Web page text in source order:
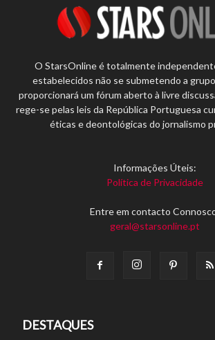
O StarsOnline é totalmente
estabelecidos não se submetendo a
proporcionará um fórum aberto à livre
rege-se pelas leis da República Portuguesa
éticas e deontológicas do jornalismo
Informações Úteis:
Política de Privacidade
Entre em contacto
geral@starsonline.pt
DESTAQUES